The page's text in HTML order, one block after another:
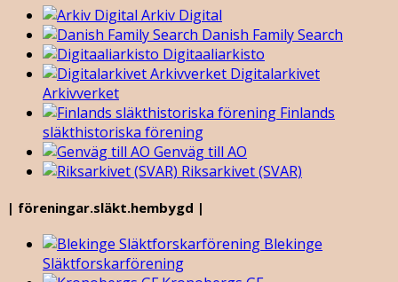
Arkiv Digital
Danish Family Search
Digitaaliarkisto
Digitalarkivet
Arkivverket
Finlands
släkthistoriska förening
Genväg till AO
Riksarkivet (SVAR)
| föreningar.släkt.hembygd |
Blekinge
Släktforskarförening